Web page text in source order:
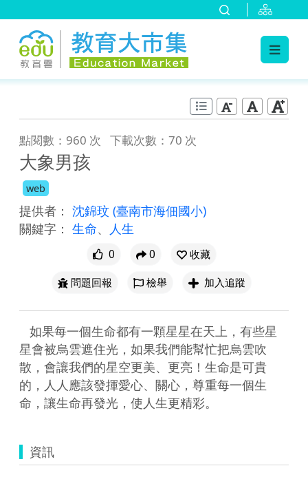
點閱數：960 次 下載次數：70 次
大象男孩
web
提供者： 沈錦玟 (臺南市海佃國小)
關鍵字： 生命、 人生
0 0
收藏
問題回報
檢舉 加入追蹤
星會被烏雲遮住光，如果我們能幫忙把烏雲吹
散，會讓我們的星空更美、更亮！生命是可貴
的，人人應該發揮愛心、關心，尊重每一個生
命，讓生命再發光，使人生更精彩。
資訊